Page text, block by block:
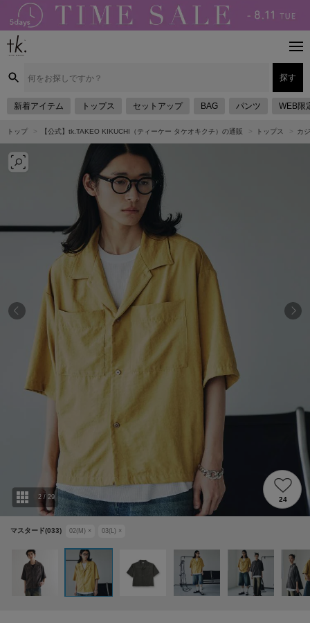
探す
新着アイテム トップス セットアップ BAG パンツ WEB限
トップ 【公式】tk.TAKEO KIKUCHI（ティーケー タケオキクチ）の通販 トップス カ
マスタード(033) 02(M) × 03(L) ×
2 / 29 24